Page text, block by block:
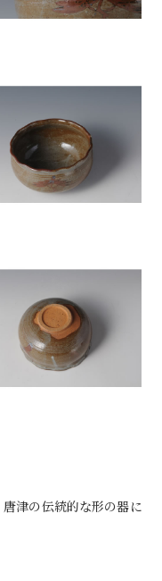
津の伝統的な形の器に